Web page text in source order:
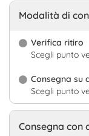
Modalità di
Verifica ritiro
Scegli punto
Consegna su
Scegli punto
Consegna con